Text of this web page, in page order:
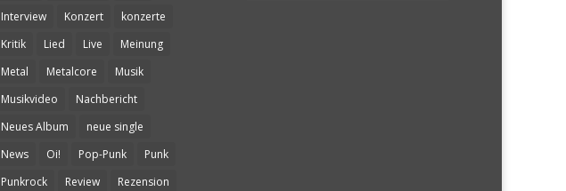
Interview
Konzert
konzerte
Kritik
Lied Live
Meinung
Metal
Metalcore
Musik
Musikvideo
Nachbericht
Neues Album
neue single
News
Oi! Pop-Punk
Punk
Punkrock
Review
Rezension